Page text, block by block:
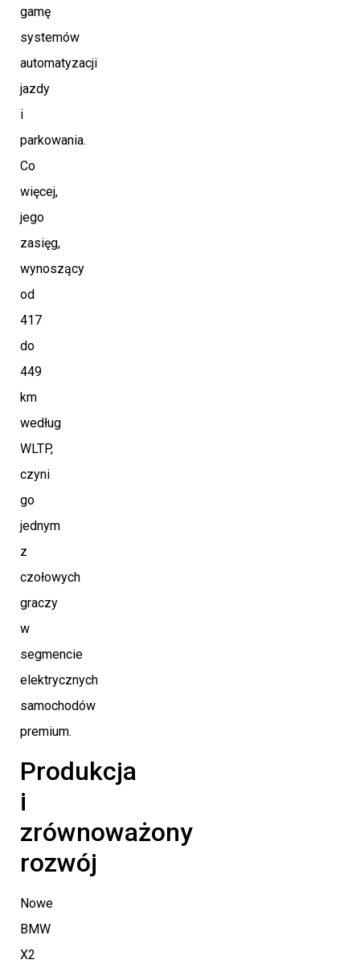
gamę
systemów
automatyzacji
jazdy
i
parkowania.
Co
więcej,
jego
zasięg,
wynoszący
od
417
do
449
km
według
WLTP,
czyni
go
jednym
z
czołowych
graczy
w
segmencie
elektrycznych
samochodów
premium.
Produkcja
i
zrównoważony
rozwój
Nowe
BMW
X2